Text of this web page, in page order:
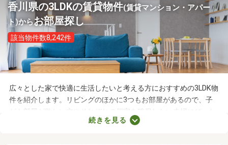
香川県の3LDKの賃貸物件(賃貸マンション・アパー
ト)からお部屋探し
該当物件数8,242件
広々とした家で快適に生活したいと考える方におすすめの3LDK物
件を紹介します。リビングのほかに3つもお部屋があるので、子
ども部屋が欲しい方やそれぞれの個室を確保したい夫婦にぴった
り。物件のなかには新しい設備を用意しているところもあるの
続きを見る